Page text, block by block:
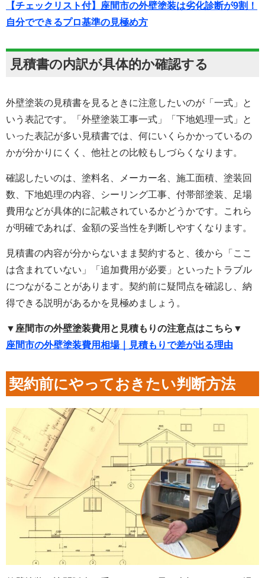
【チェックリスト付】座間市の外壁塗装は劣化診断が9割！
自分でできるプロ基準の見極め方
見積書の内訳が具体的か確認する
外壁塗装の見積書を見るときに注意したいのが「一式」と
いう表記です。「外壁塗装工事一式」「下地処理一式」と
いった表記が多い見積書では、何にいくらかかっているの
かが分かりにくく、他社との比較もしづらくなります。
確認したいのは、塗料名、メーカー名、施工面積、塗装回
数、下地処理の内容、シーリング工事、付帯部塗装、足場
費用などが具体的に記載されているかどうかです。これら
が明確であれば、金額の妥当性を判断しやすくなります。
見積書の内容が分からないまま契約すると、後から「ここ
は含まれていない」「追加費用が必要」といったトラブル
につながることがあります。契約前に疑問点を確認し、納
得できる説明があるかを見極めましょう。
▼座間市の外壁塗装費用と見積もりの注意点はこちら▼
座間市の外壁塗装費用相場｜見積もりで差が出る理由
契約前にやっておきたい判断方法